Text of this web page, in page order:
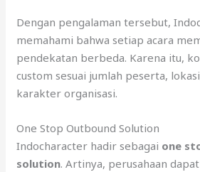
Dengan pengalaman tersebut,
memahami bahwa setiap acara
pendekatan berbeda. Karena itu,
custom sesuai jumlah peserta,
karakter organisasi.
One Stop Outbound Solution
Indocharacter hadir sebagai one
solution. Artinya, perusahaan